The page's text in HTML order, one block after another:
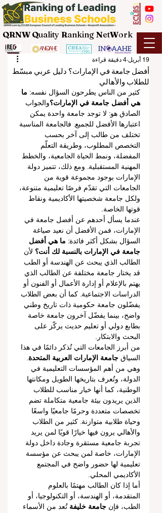
QRNW Quality Ranking NetWork
أفضل جامعة في الإمارات؟ دليل عربي مبسّط
للطلاب والأهالي
19 أبريل 4 دقيقة قراءة
كثير من الناس يطرحون السؤال نفسه: ما
هي أفضل جامعة في الإمارات؟والجواب
الصادق هو: لا توجد جامعة واحدة يمكن
اعتبارها الأفضل للجميع. فالجامعة المناسبة
تختلف من طالب إلى آخر بحسب
التخصص المطلوب، وطريقة التعلّم
المفضلة، ونمط الحياة الجامعية، والخطط
المهنية المستقبلية. ومع ذلك، تتميز دولة
الإمارات بوجود مجموعة قوية من
الجامعات التي تقدّم فرصًا تعليمية متنوعة،
ولكل جامعة شخصيتها الأكاديمية ونقاط
قوتها الخاصة.
عندما يسأل أحدهم عن أفضل جامعة في
الإمارات، فمن الأفضل أن نعيد صياغة
السؤال بشكل أكثر فائدة: ما هي أفضل
جامعة في الإمارات بالنسبة لك أنت؟ لأن
الطالب الذي يبحث عن الهندسة أو الطب
قد يختار جامعة مختلفة عن الطالب الذي
يهتم بالإعلام أو إدارة الأعمال أو الفنون أو
الدراسات الاجتماعية. كما أن بعض الطلاب
يفضّلون جامعة حكومية ذات تاريخ وطني
واضح، بينما يفضّل آخرون جامعة خاصة
بطابع دولي أو تعليم حديث يركّز على
البحث والابتكار.
من أبرز الجامعات التي تُذكر دائمًا في هذا
السياق جامعة الإمارات العربية المتحدة
وهي من أهم المؤسسات التعليمية في
الدولة، وتُعرف بتاريخها الطويل ومكانتها
الوطنية، كما أنها خيار مناسب للطلاب
الذين يريدون بيئة جامعية متكاملة تضم
تخصصات متعددة وحرمًا جامعيًا واسعًا
وحياة طلابية متوازنة. كثير من الطلاب
والأهالي يرون فيها خيارًا قويًا لمن يريد
تجربة جامعية مستقرة وجادة داخل دولة
الإمارات، خاصة لمن يبحث عن مؤسسة
تعليمية لها حضور واضح في المجتمع
الأكاديمي المحلي.
أما إذا كان الطالب مهتمًا بالعلوم
المتقدمة، أو الهندسة، أو التكنولوجيا، أو
الطب، فإن جامعة خليفة تُعد من الأسماء